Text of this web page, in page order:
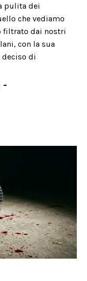
pulita dei
che vediamo
filtrato dai nostri
con la sua
deciso di
-